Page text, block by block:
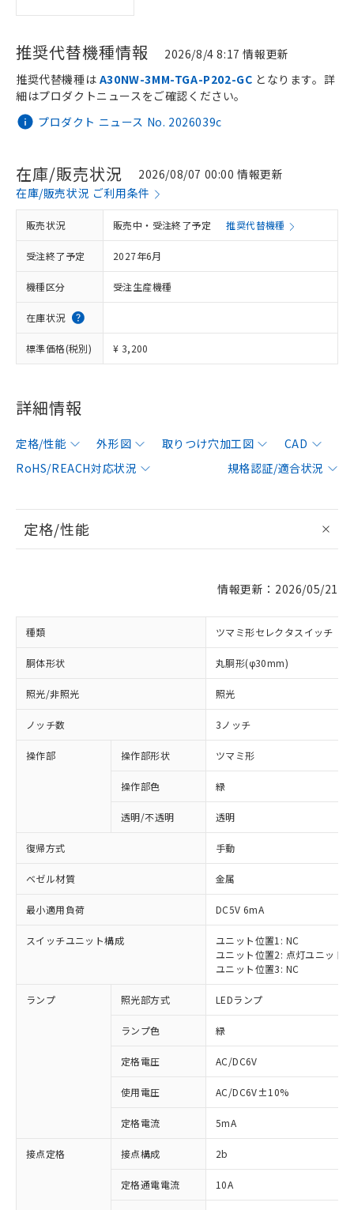
推奨代替機種情報 2026/8/4 8:17 情報更新
プロダクト ニュース No. 2026039c
推奨代替機種は A30NW-3MM-TGA-P202-GC となります。詳
細はプロダクトニュースをご確認ください。
在庫/販売状況
2026/08/07 00:00 情報更新
在庫/販売状況 ご利用条件
販売状況 販売中・受注終了予定 推奨代替機種
受注終了予定 2027年6月
機種区分 受注生産機種
在庫状況
標準価格(税別) ¥ 3,200
詳細情報
定格/性能 外形図 取りつけ穴加工図
CAD
RoHS/REACH対応状況
規格認証/適合状況
定格/性能
情報更新：2026/05/21
種類 ツマミ形セレクタスイッチ
胴体形状 丸胴形(φ30mm)
照光/非照光 照光
ノッチ数 3ノッチ
操作部 操作部形状 ツマミ形
操作部色 緑
透明/不透明 透明
復帰方式 手動
ベゼル材質 金属
最小適用負荷 DC5V 6mA
スイッチユニット構成
ユニット位置1: NC
ユニット位置2: 点灯ユニット
ユニット位置3: NC
ランプ 照光部方式 LEDランプ
ランプ色 緑
定格電圧 AC/DC6V
使用電圧 AC/DC6V±10%
定格電流 5mA
接点定格 接点構成 2b
定格通電電流 10A
ご利用条件
以下の条件をお読みいただき、同意のうえ
ご利用ください。
商品の当社在庫状況および標準価格
(税抜)を提供させていただくもので
対応済み：EU RoHS指令（10物質）の
非含有に対応した製品が提供可能な商品で
対応予定：EU RoHS指令（10物質）の非含
有に対応した製品に切り替える予定のある
対応予定なし：EU RoHS指令（10物質）の
非含有に非対応の商品で、対応品を出す予
定はありません。
調査・確認中：EU RoHS指令（10物質）の
非含有の対応状況を調査中または確認中の
非該当品：ライセンス料など無形物で、有
害物質有無と関係のない商品です。
※1 中国RoHS○×表
「○」：最大均質材料含有率が中国RoHSの
基準値以下であることを示します。